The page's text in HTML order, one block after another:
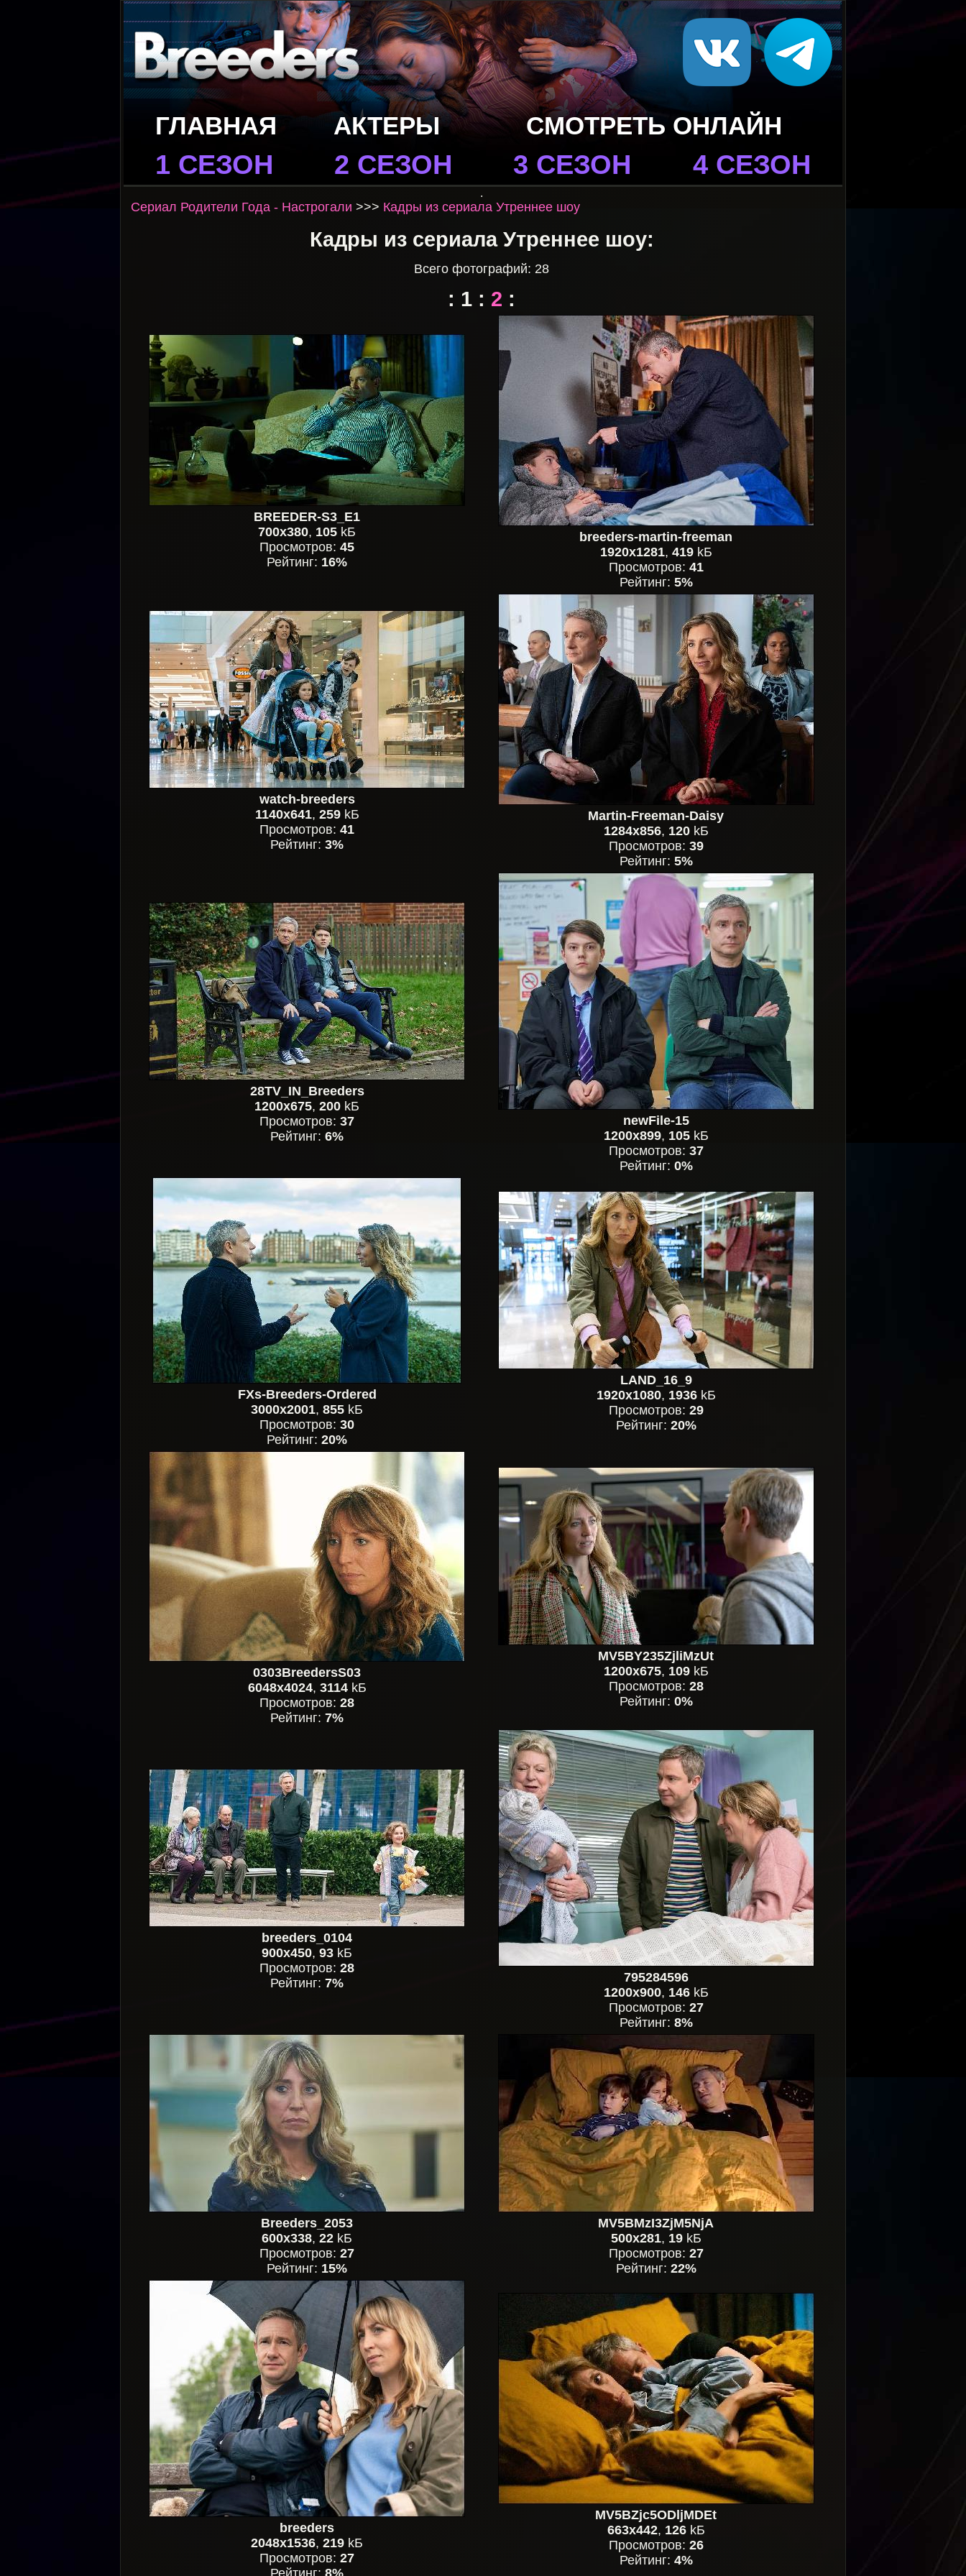
ГЛАВНАЯ АКТЕРЫ СМОТРЕТЬ ОНЛАЙН
1 СЕЗОН 2 СЕЗОН 3 СЕЗОН 4 СЕЗОН
.
Сериал Родители Года - Настрогали >>> Кадры из сериала Утреннее шоу
Кадры из сериала Утреннее шоу:
Всего фотографий: 28
: 1 : 2 :
BREEDER-S3_E1
700x380, 105 kБ
Просмотров: 45
Рейтинг: 16%
breeders-martin-freeman
1920x1281, 419kБ
Просмотров: 41
Рейтинг: 5%
watch-breeders
1140x641, 259kБ
Просмотров: 41
Рейтинг: 3%
Martin-Freeman-Daisy
1284x856, 120kБ
Просмотров: 39
Рейтинг: 5%
28TV_IN_Breeders
1200x675, 200 kБ
Просмотров: 37
Рейтинг: 6%
newFile-15
1200x899, 105kБ
Просмотров: 37
Рейтинг: 0%
FXs-Breeders-Ordered
3000x2001, 855 kБ
Просмотров: 30
Рейтинг: 20%
LAND_16_9
1920x1080, 1936kБ
Просмотров: 29
Рейтинг: 20%
0303BreedersS03
6048x4024, 3114kБ
Просмотров: 28
Рейтинг: 7%
MV5BY235ZjliMzUt
1200x675, 109kБ
Просмотров: 28
Рейтинг: 0%
breeders_0104
900x450, 93 kБ
Просмотров: 28
Рейтинг: 7%
795284596
1200x900, 146kБ
Просмотров: 27
Рейтинг: 8%
Breeders_2053
600x338, 22 kБ
Просмотров: 27
Рейтинг: 15%
MV5BMzI3ZjM5NjA
500x281, 19kБ
Просмотров: 27
Рейтинг: 22%
breeders
2048x1536, 219 kБ
Просмотров: 27
Рейтинг: 8%
MV5BZjc5ODljMDEt
663x442, 126kБ
Просмотров: 26
Рейтинг: 4%